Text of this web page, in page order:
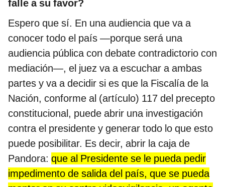
falle a su favor?
Espero que sí. En una audiencia que va a
conocer todo el país —porque será una
audiencia pública con debate contradictorio con
mediación—, el juez va a escuchar a ambas
partes y va a decidir si es que la Fiscalía de la
Nación, conforme al (artículo) 117 del precepto
constitucional, puede abrir una investigación
contra el presidente y generar todo lo que esto
puede posibilitar. Es decir, abrir la caja de
Pandora: que al Presidente se le pueda pedir
impedimento de salida del país, que se pueda